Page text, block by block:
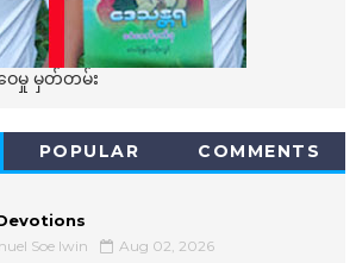
မှု မှတ်တမ်း
POPULAR COMMENTS
Soe lwin Aug 02, 2026